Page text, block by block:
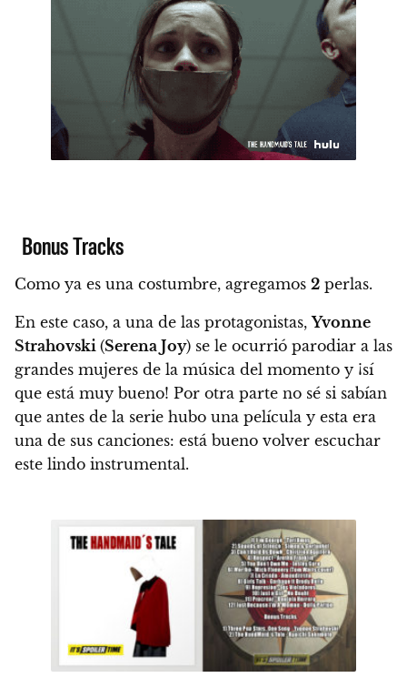
Bonus Tracks
Como ya es una costumbre, agregamos 2 perlas.
En este caso, a una de las protagonistas,Yvonne
Strahovski (Serena Joy) se le ocurrió parodiar a las
grandes mujeres de la música del momento y ¡sí
que está muy bueno! Por otra parte no sé si sabían
que antes de la serie hubo una película y esta era
una de sus canciones: está bueno volver escuchar
este lindo instrumental.